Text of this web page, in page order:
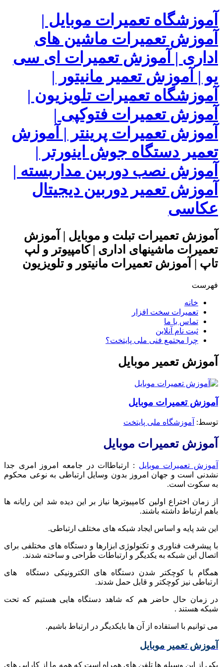
آموزشگاه تعمیرات موبایل |
آموزش تعمیرات ماشین های
اداری | آموزش تعمیرات ای سی
یو | آموزش تعمیر مانیتور |
آموزشگاه تعمیرات تلویزیون |
آموزش تعمیرات فتوکپی |
آموزش تعمیرات پرینتر | آموزش
تعمیر دستگاه جوش اینورتر |
آموزش نصب دوربین مداربسته |
آموزش تعمیر دوربین دیجیتال
عکاسی
آموزش تعمیرات تبلت و موبایل | آموزش
تعمیرات ماشینهای اداری | کامپیوتر و لپ
تاپ | آموزش تعمیرات مانیتور و تلویزیون
فهرست
خانه
تعمیرات سخت افزار
تماس با ما
ثبت نام آنلاین
چرا مجتمع فنی ملی پایتخت؟
آموزش تعمیر موبایل
آموزش تعمیرات موبایل
توسط: ‪ آموزشگاه ملی پایتخت
آموزش تعمیرات موبایل
آموزش تعمیرات موبایل : ارتباطاات در جامعه امروز امری جدا
نشدنی است و جهان امروز بدون وسایل ارتباطی به نوعی محکوم
به سکوت است.
از زمان اختراع اولین کامپیوترها نیاز بر این دیده شد این رایانه ها
باهم ارتباط داشته باشند.
این شد پایه و اساس ایجاد شبکه های مختلف ارتباطی.
با پیشرفت فناوری و تکنولوژی ابزارها و دستگاه های مختلفی برای
اتصال این شبکه به یکدیگر و ارتباطات طراحی و ساخته شدند.
همگام با کوچکتر شدن دستگاه های الکترونیکی دستگاه های
ارتباطی نیز کوچکتر و قابل حمل شدند.
در زمان حال حاضر هم که شاهد دستگاه هایی هستیم که تحت
شبکه هستند .
می توانیم با استفاده از آن ها بایکدیگر در ارتباط باشیم.
آموزش تعمیر موبایل
یکی از این وسیله ها تلفن های همراه است که همه ما از کارایی های